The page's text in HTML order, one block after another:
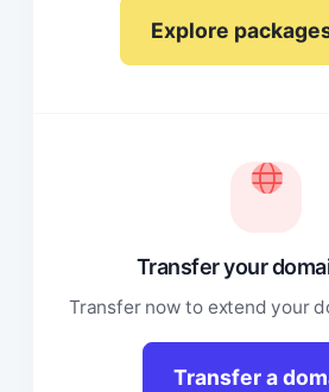
Explore
Transfer your
Transfer now to extend your
Transfer a